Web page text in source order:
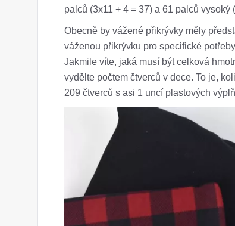
palců (3x11 + 4 = 37) a 61 palců vysoký
Obecně by vážené přikrývky měly
váženou přikrývku pro specifické
Jakmile víte, jaká musí být celková
vydělte počtem čtverců v dece. To je,
209 čtverců s asi 1 uncí plastových